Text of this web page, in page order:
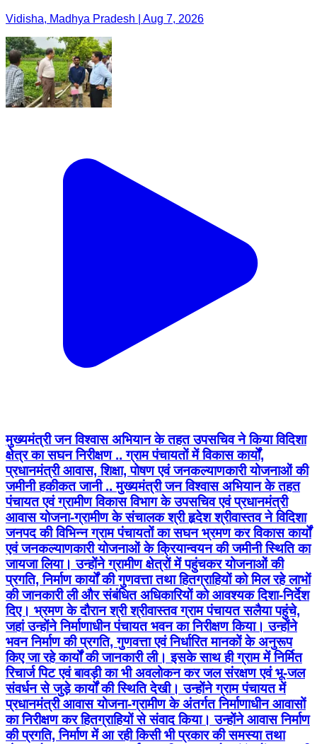
Vidisha, Madhya Pradesh | Aug 7, 2026
मुख्यमंत्री जन विश्वास अभियान के तहत उपसचिव ने किया विदिशा
क्षेत्र का सघन निरीक्षण .. ग्राम पंचायतों में विकास कार्यों,
प्रधानमंत्री आवास, शिक्षा, पोषण एवं जनकल्याणकारी योजनाओं की
जमीनी हकीकत जानी .. मुख्यमंत्री जन विश्वास अभियान के तहत
पंचायत एवं ग्रामीण विकास विभाग के उपसचिव एवं प्रधानमंत्री
आवास योजना-ग्रामीण के संचालक श्री हृदेश श्रीवास्तव ने विदिशा
जनपद की विभिन्न ग्राम पंचायतों का सघन भ्रमण कर विकास कार्यों
एवं जनकल्याणकारी योजनाओं के क्रियान्वयन की जमीनी स्थिति का
जायजा लिया। उन्होंने ग्रामीण क्षेत्रों में पहुंचकर योजनाओं की
प्रगति, निर्माण कार्यों की गुणवत्ता तथा हितग्राहियों को मिल रहे लाभों
की जानकारी ली और संबंधित अधिकारियों को आवश्यक दिशा-निर्देश
दिए। भ्रमण के दौरान श्री श्रीवास्तव ग्राम पंचायत सलैया पहुंचे,
जहां उन्होंने निर्माणाधीन पंचायत भवन का निरीक्षण किया। उन्होंने
भवन निर्माण की प्रगति, गुणवत्ता एवं निर्धारित मानकों के अनुरूप
किए जा रहे कार्यों की जानकारी ली। इसके साथ ही ग्राम में निर्मित
रिचार्ज पिट एवं बावड़ी का भी अवलोकन कर जल संरक्षण एवं भू-जल
संवर्धन से जुड़े कार्यों की स्थिति देखी। उन्होंने ग्राम पंचायत में
प्रधानमंत्री आवास योजना-ग्रामीण के अंतर्गत निर्माणाधीन आवासों
का निरीक्षण कर हितग्राहियों से संवाद किया। उन्होंने आवास निर्माण
की प्रगति, निर्माण में आ रही किसी भी प्रकार की समस्या तथा